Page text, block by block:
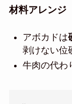
材料アレンジ
アボカドは
剥けない位
牛肉の代わ